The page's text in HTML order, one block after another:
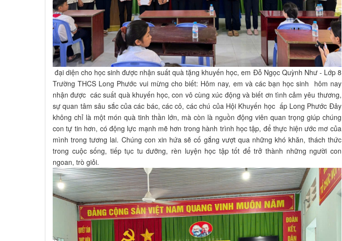
đại diện cho học sinh được nhận suất quà tặng khuyến học, em Đỗ Ngọc Quỳnh Như - Lớp 8
Trường THCS Long Phước vui mừng cho biết: Hôm nay, em và các bạn học sinh hôm nay
nhận được các suất quà khuyến học, con vô cùng xúc động và biết ơn tình cảm yêu thương,
sự quan tâm sâu sắc của các bác, các cô, các chú của Hội Khuyến học ấp Long Phước Đây
không chỉ là một món quà tinh thần lớn, mà còn là nguồn động viên quan trọng giúp chúng
con tự tin hơn, có động lực mạnh mẽ hơn trong hành trình học tập, để thực hiện ước mơ của
mình trong tương lai. Chúng con xin hứa sẽ cố gắng vượt qua những khó khăn, thách thức
trong cuộc sống, tiếp tục tu dưỡng, rèn luyện học tập tốt để trở thành những người con
ngoan, trò giỏi.